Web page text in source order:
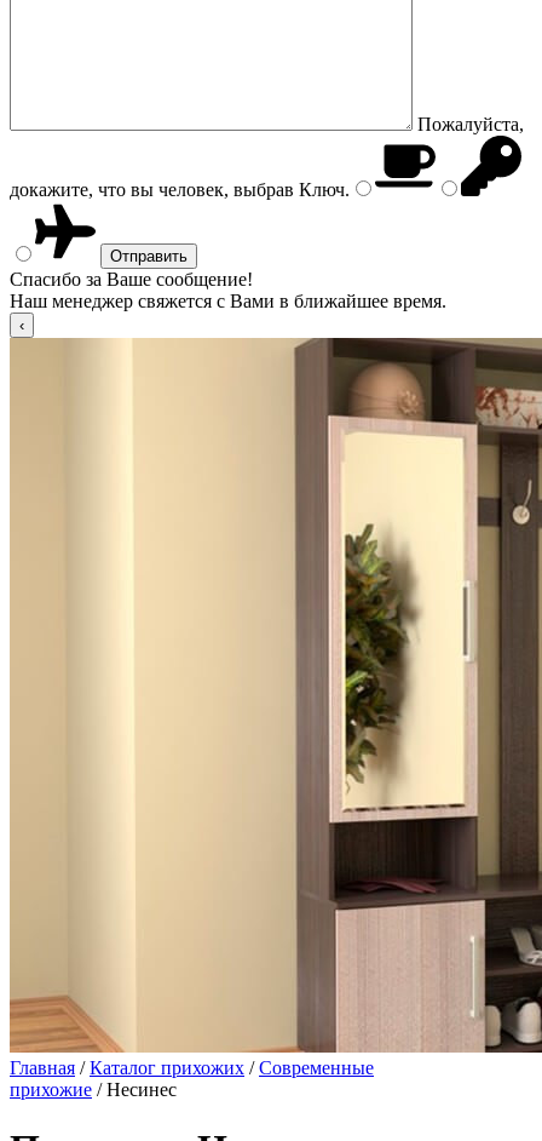
Пожалуйста,
докажите, что вы человек, выбрав Ключ.
Спасибо за Ваше сообщение!
Наш менеджер свяжется с Вами в ближайшее время.
Главная /Каталог прихожих /Современные
прихожие / Несинес